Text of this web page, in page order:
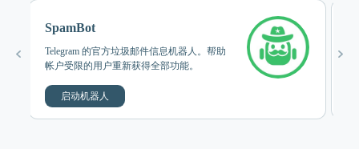
SpamBot
Telegram 的官方垃圾邮件信息机器人。帮助
帐户受限的用户重新获得全部功能。
启动机器人